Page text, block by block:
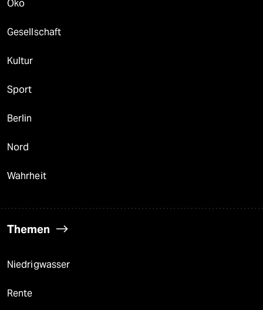
Öko
Gesellschaft
Kultur
Sport
Berlin
Nord
Wahrheit
Themen
Niedrigwasser
Rente